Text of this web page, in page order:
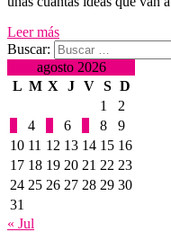
Leer más
Buscar:
agosto 2026
L M X J V S D
1
2
4 6 8
9
10 11 12 13 14 15 16
17 18 19 20 21 22 23
24 25 26 27 28 29 30
31
« Jul